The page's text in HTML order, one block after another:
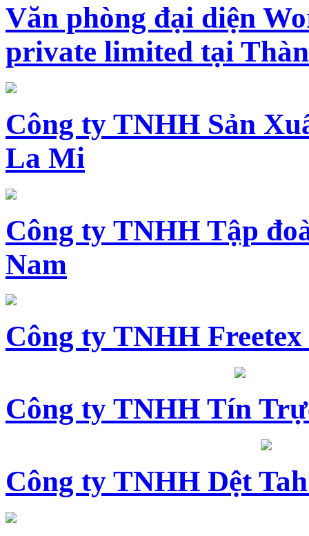
Văn phòng đại diện
private limited tại
Công ty TNHH Sản
La Mi
Công ty TNHH Tập
Nam
Công ty TNHH
Công ty TNHH Tín
Công ty TNHH Dệt